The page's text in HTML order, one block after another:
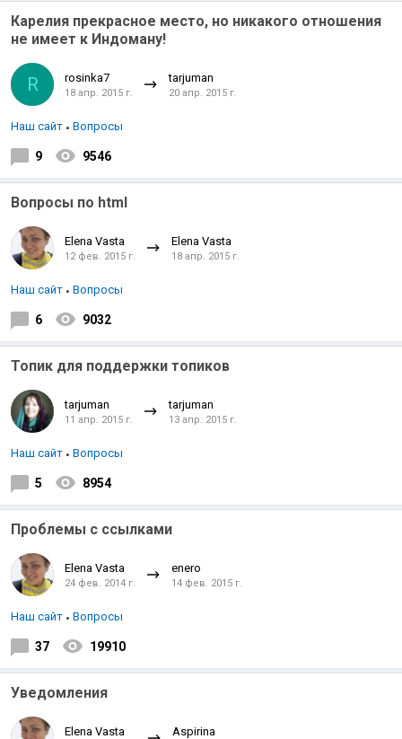
Карелия прекрасное место, но никакого отношения
не имеет к Индоману!
R rosinka7
18 апр. 2015 г.
tarjuman
20 апр. 2015 г.
Наш сайт Вопросы
9 9546
Вопросы по html
Elena Vasta
12 фев. 2015 г.
Elena Vasta
18 апр. 2015 г.
Наш сайт Вопросы
6 9032
Топик для поддержки топиков
tarjuman
11 апр. 2015 г.
tarjuman
13 апр. 2015 г.
Наш сайт Вопросы
5 8954
Проблемы с ссылками
Elena Vasta
24 фев. 2014 г.
enero
14 фев. 2015 г.
Наш сайт Вопросы
37 19910
Уведомления
Elena Vasta Aspirina